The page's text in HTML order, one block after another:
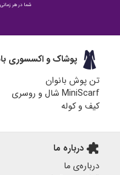
شما در هر زمانی
پوشاک و اکسسوری
تن پوش بانوان
MiniScarf شال و روسری
کیف و کوله
extension درباره ما
درباره‌ی ما